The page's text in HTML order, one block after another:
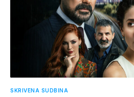
SKRIVENA SUDBINA